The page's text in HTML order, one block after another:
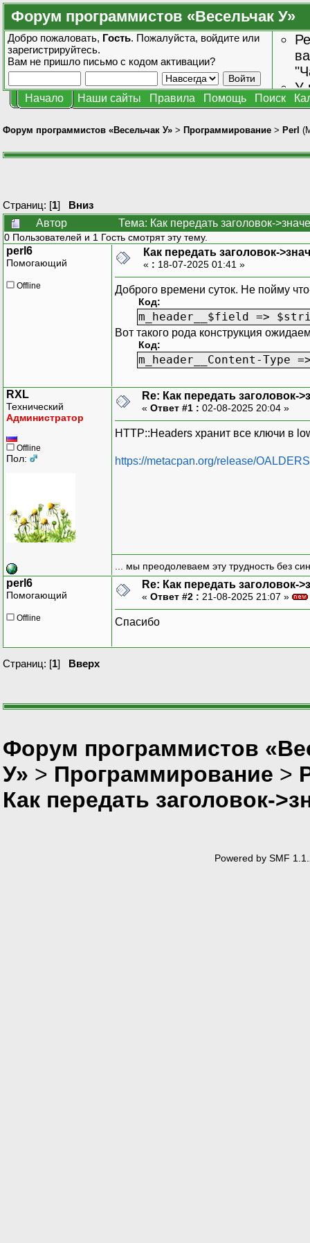
Форум программистов «Весельчак У»
Добро пожаловать, Гость. Пожалуйста, войдите или
зарегистрируйтесь.
Вам не пришло письмо с кодом активации?
У
Начало Наши сайты Правила Помощь Поиск
Форум программистов «Весельчак У» > Программирование > Perl
Страниц: [1] Вниз
Автор
Тема: Как передать заголовок-
0 Пользователей и 1 Гость смотрят эту тему.
perl6
Помогающий
Offline
Как передать заголовок-
« : 18-07-2025 01:41 »
Доброго времени суток. Не пойму
Код:
m_header__$field =>
Вот такого рода конструкция
Код:
m_header__Content-
RXL
Технический
Администратор
Offline
Пол:
Re: Как передать заголовок-
« Ответ #1 : 02-08-2025 20:04 »
HTTP::Headers хранит все ключи в
https://metacpan.org/release/
... мы преодолеваем эту трудность без
perl6
Помогающий
Offline
Re: Как передать заголовок-
« Ответ #2 : 21-08-2025 21:07 »
Спасибо
Страниц: [1] Вверх
Форум программистов
У» > Программирование >
Как передать заголовок-
Powered by SMF